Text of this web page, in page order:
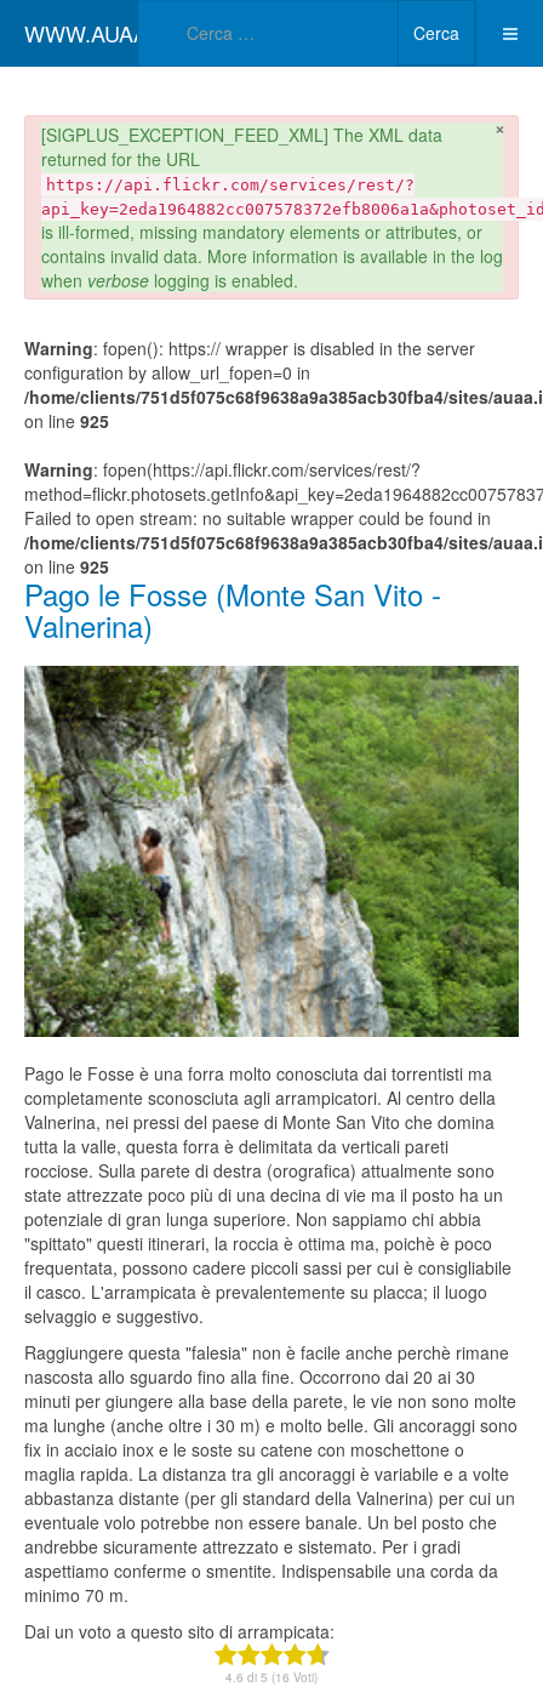
WWW.AUAA.IT
Cerca
×
danger
[SIGPLUS_EXCEPTION_FEED_XML] The XML data
returned for the URL
https://api.flickr.com/services/rest/?
is ill-formed, missing mandatory elements or attributes, or
contains invalid data. More information is available in the log
when verboselogging is enabled.
Warning: fopen(): https:// wrapper is disabled in the server
configuration by allow_url_fopen=0 in
/home/clients/751d5f075c68f9638a9a385acb30fba4/sites/
on line 925
Warning: fopen(https://api.flickr.com/services/rest/?
Failed to open stream: no suitable wrapper could be found in
/home/clients/751d5f075c68f9638a9a385acb30fba4/sites/
on line 925
Pago le Fosse (Monte San Vito -
Valnerina)
Pago le Fosse è una forra molto conosciuta dai torrentisti ma
completamente sconosciuta agli arrampicatori. Al centro della
Valnerina, nei pressi del paese di Monte San Vito che domina
tutta la valle, questa forra è delimitata da verticali pareti
rocciose. Sulla parete di destra (orografica) attualmente sono
state attrezzate poco più di una decina di vie ma il posto ha un
potenziale di gran lunga superiore. Non sappiamo chi abbia
"spittato" questi itinerari, la roccia è ottima ma, poichè è poco
frequentata, possono cadere piccoli sassi per cui è consigliabile
il casco. L'arrampicata è prevalentemente su placca; il luogo
selvaggio e suggestivo.
Raggiungere questa "falesia" non è facile anche perchè rimane
nascosta allo sguardo fino alla fine. Occorrono dai 20 ai 30
minuti per giungere alla base della parete, le vie non sono molte
ma lunghe (anche oltre i 30 m) e molto belle. Gli ancoraggi sono
fix in acciaio inox e le soste su catene con moschettone o
maglia rapida. La distanza tra gli ancoraggi è variabile e a volte
abbastanza distante (per gli standard della Valnerina) per cui un
eventuale volo potrebbe non essere banale. Un bel posto che
andrebbe sicuramente attrezzato e sistemato. Per i gradi
aspettiamo conferme o smentite. Indispensabile una corda da
minimo 70 m.
Dai un voto a questo sito di arrampicata:
4.6 di 5 (16 Voti)